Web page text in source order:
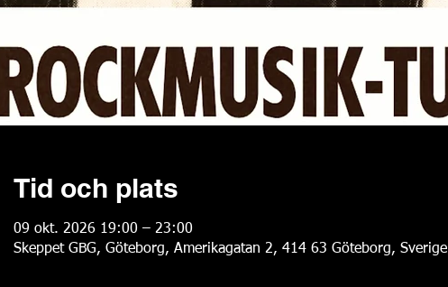
Tid och plats
09 okt. 2026 19:00 – 23:00
Skeppet GBG, Göteborg, Amerikagatan 2, 414 63 Göteborg, Sverige